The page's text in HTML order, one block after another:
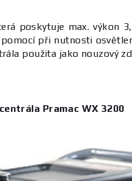
poskytuje max. výkon
při nutnosti
použita jako nouzový
Pramac WX 3200